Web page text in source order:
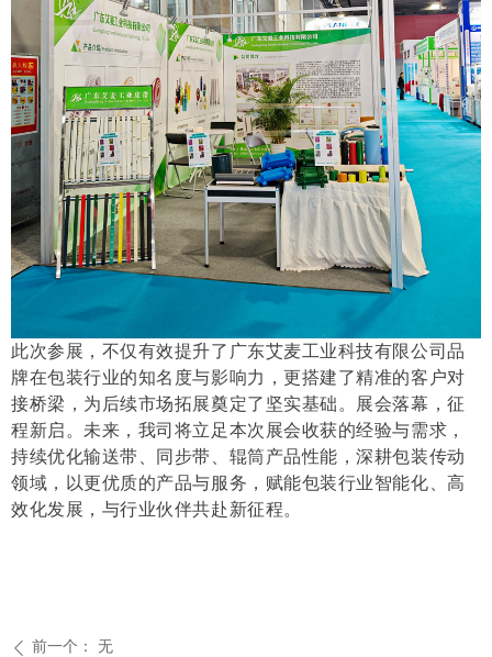
此次参展，不仅有效提升了广东艾麦工业科技有限公司品
牌在包装行业的知名度与影响力，更搭建了精准的客户对
接桥梁，为后续市场拓展奠定了坚实基础。展会落幕，征
程新启。未来，我司将立足本次展会收获的经验与需求，
持续优化输送带、同步带、辊筒产品性能，深耕包装传动
领域，以更优质的产品与服务，赋能包装行业智能化、高
效化发展，与行业伙伴共赴新征程。
ꄴ 前一个： 无